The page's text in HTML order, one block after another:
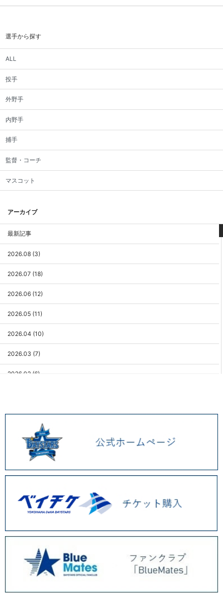
選手から探す
ALL
投手
外野手
内野手
捕手
監督・コーチ
マスコット
アーカイブ
最新記事
2026.08 (3)
2026.07 (18)
2026.06 (12)
2026.05 (11)
2026.04 (10)
2026.03 (7)
2026.02 (6)
2025.12 (3)
2025.11 (6)
2025.10 (5)
2025.09 (5)
2025.08 (6)
2025.07 (6)
2025.05 (9)
2025.04 (9)
2025.03 (9)